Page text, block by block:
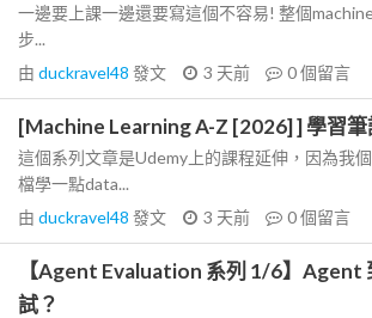
一邊要上課一邊還要寫這個不容易! 整個
步...
由 duckravel48 發文 3 天前 0個留言
[Machine Learning A-Z [2026] ] 學習筆
這個系列文章是Udemy上的課程延伸，因為我
檔學一點data...
由 duckravel48 發文 3 天前 0個留言
【Agent Evaluation 系列 1/6】Agent
試？